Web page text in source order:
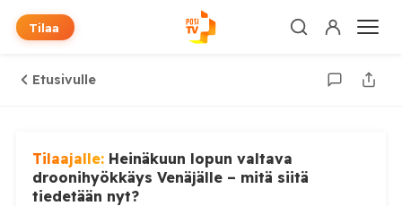
Tilaa
Etusivulle
Tilaajalle: Heinäkuun lopun valtava
droonihyökkäys Venäjälle – mitä siitä
tiedetään nyt?